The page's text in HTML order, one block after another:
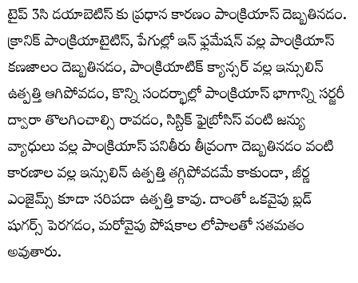
టైప్ 3సి డయాబెటిస్‌ కు ప్రధాన కారణం పాంక్రియాస్ దెబ్బతినడం.
క్రానిక్ పాంక్రియాటైటిస్, పేగుల్లో ఇన్ ఫ్లమేషన్ వల్ల పాంక్రియాస్
కణజాలం దెబ్బతినడం, పాంక్రియాటిక్ క్యాన్సర్ వల్ల ఇన్సులిన్
ఉత్పత్తి ఆగిపోవడం, కొన్ని సందర్భాల్లో పాంక్రియాస్‌ భాగాన్ని సర్జరీ
ద్వారా తొలగించాల్సి రావడం, సిస్టిక్ ఫైబ్రోసిస్ వంటి జన్యు
వ్యాధులు వల్ల పాంక్రియాస్ పనితీరు తీవ్రంగా దెబ్బతినడం వంటి
కారణాల వల్ల ఇన్సులిన్ ఉత్పత్తి తగ్గిపోవడమే కాకుండా, జీర్ణ
ఎంజైమ్స్ కూడా సరిపడా ఉత్పత్తి కావు. దాంతో ఒకవైపు బ్లడ్
షుగర్స్ పెరగడం, మరోవైపు పోషకాల లోపాలతో సతమతం
అవుతారు.